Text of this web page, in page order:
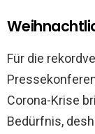
Für die
Corona-Krise
Bedürfnis,